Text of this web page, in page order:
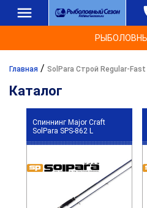
Главная / SolPara Строй Regular-Fast
Каталог
Спиннинг Major Craft
SolPara SPS-862 L